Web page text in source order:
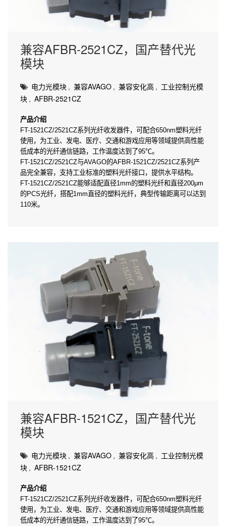
兼容AFBR-2521CZ，国产替代光
模块
电力光模块 , 兼容AVAGO , 兼容安化高 , 工业控制光模
块 , AFBR-2521CZ
产品介绍
FT-1521CZ/2521CZ系列光纤收发器件，可配合650nm塑料光纤
使用，为工业、发电、医疗、交通和游戏应用等领域提供高性能
低成本的光纤通信链路，工作温度达到了95℃。
FT-1521CZ/2521CZ与AVAGO的AFBR-1521CZ/2521CZ系列产
品完全兼容，支持工业标准的塑料光纤接口，提供水平结构。
FT-1521CZ/2521CZ能够适配直径1mm的塑料光纤和直径200μm
的PCS光纤，搭配1mm直径的塑料光纤，典型传输距离可以达到
110米。
兼容AFBR-1521CZ，国产替代光
模块
电力光模块 , 兼容AVAGO , 兼容安化高 , 工业控制光模
块 , AFBR-1521CZ
产品介绍
FT-1521CZ/2521CZ系列光纤收发器件，可配合650nm塑料光纤
使用，为工业、发电、医疗、交通和游戏应用等领域提供高性能
低成本的光纤通信链路，工作温度达到了95℃。